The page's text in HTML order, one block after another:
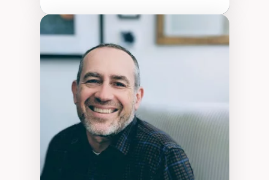
Expertises
Pédagogies critiques et justice sociale
Éthique relationnelle et sollicitude en
éducation
Décolonisation et autochtonisation de la
formation à l’enseignement
Littératie et didactique du français
Éducation inclusive
Formation à l’enseignement en contexte
francophone minoritaire
Identité linguistique et culturelle
Recherche-action et approches
participatives
Leadership éducatif et pratiques réflexives
Éducation durable et bien-être en